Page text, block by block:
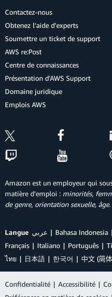
Contactez-nous
Obtenez l'aide d'experts
Soumettre un ticket de support
AWS re:Post
Centre de connaissances
Présentation d'AWS Support
Domaine juridique
Emplois AWS
Amazon est un employeur qui
matière d'emploi : minorités,
de genre, orientation sexuelle, âge.
Langue عربي Bahasa Indonesia
Français
Italiano Português
ไทย
日本語 한국어 中文 (简
Confidentialité | Accessibilité |